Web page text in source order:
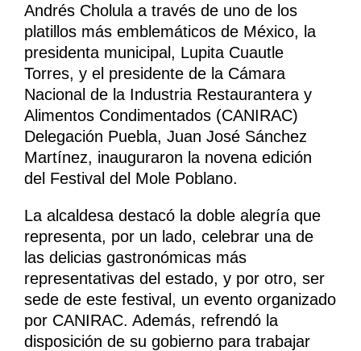
Andrés Cholula a través de uno de los
platillos más emblemáticos de México, la
presidenta municipal, Lupita Cuautle
Torres, y el presidente de la Cámara
Nacional de la Industria Restaurantera y
Alimentos Condimentados (CANIRAC)
Delegación Puebla, Juan José Sánchez
Martínez, inauguraron la novena edición
del Festival del Mole Poblano.
La alcaldesa destacó la doble alegría que
representa, por un lado, celebrar una de
las delicias gastronómicas más
representativas del estado, y por otro, ser
sede de este festival, un evento organizado
por CANIRAC. Además, refrendó la
disposición de su gobierno para trabajar